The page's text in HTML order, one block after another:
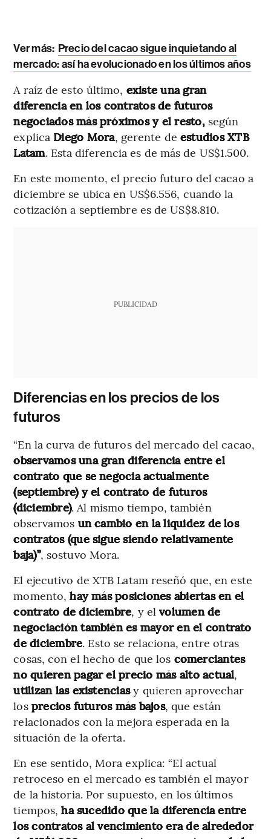
Ver más: Precio del cacao sigue inquietando al
mercado: así ha evolucionado en los últimos años
A raíz de esto último, existe una gran
diferencia en los contratos de futuros
negociados más próximos y el resto, según
explica Diego Mora, gerente de estudios XTB
Latam. Esta diferencia es de más de US$1.500.
En este momento, el precio futuro del cacao a
diciembre se ubica en US$6.556, cuando la
cotización a septiembre es de US$8.810.
PUBLICIDAD
Diferencias en los precios de los
futuros
“En la curva de futuros del mercado del cacao,
observamos una gran diferencia entre el
contrato que se negocia actualmente
(septiembre) y el contrato de futuros
(diciembre). Al mismo tiempo, también
observamos un cambio en la liquidez de los
contratos (que sigue siendo relativamente
baja)”, sostuvo Mora.
El ejecutivo de XTB Latam reseñó que, en este
momento,hay más posiciones abiertas en el
contrato de diciembre, y elvolumen de
negociación también es mayor en el contrato
de diciembre. Esto se relaciona, entre otras
cosas, con el hecho de que los comerciantes
no quieren pagar el precio más alto actual,
utilizan las existenciasy quieren aprovechar
los precios futuros más bajos, que están
relacionados con la mejora esperada en la
situación de la oferta.
En ese sentido, Mora explica: “El actual
retroceso en el mercado es también el mayor
de la historia. Por supuesto, en los últimos
tiempos,ha sucedido que la diferencia entre
los contratos al vencimiento era de alrededor